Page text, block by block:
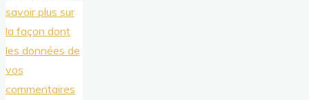
savoir plus sur
la façon dont
les données de
vos
commentaires